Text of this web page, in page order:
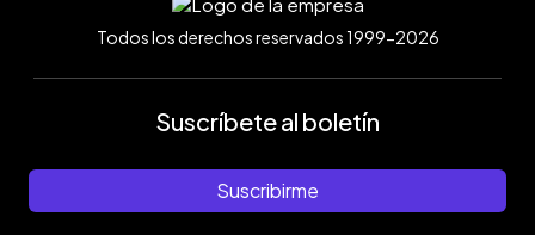
Todos los derechos reservados 1999-2026
Suscríbete al boletín
Suscribirme